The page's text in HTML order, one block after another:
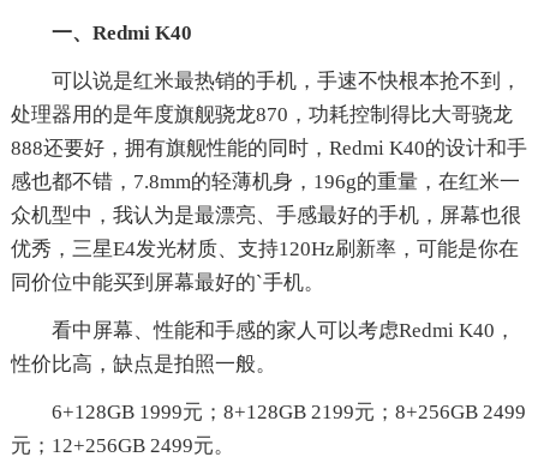
一、Redmi K40
可以说是红米最热销的手机，手速不快根本抢不到，
处理器用的是年度旗舰骁龙870，功耗控制得比大哥骁龙
888还要好，拥有旗舰性能的同时，Redmi K40的设计和手
感也都不错，7.8mm的轻薄机身，196g的重量，在红米一
众机型中，我认为是最漂亮、手感最好的手机，屏幕也很
优秀，三星E4发光材质、支持120Hz刷新率，可能是你在
同价位中能买到屏幕最好的`手机。
看中屏幕、性能和手感的家人可以考虑Redmi K40，
性价比高，缺点是拍照一般。
6+128GB 1999元；8+128GB 2199元；8+256GB 2499
元；12+256GB 2499元。